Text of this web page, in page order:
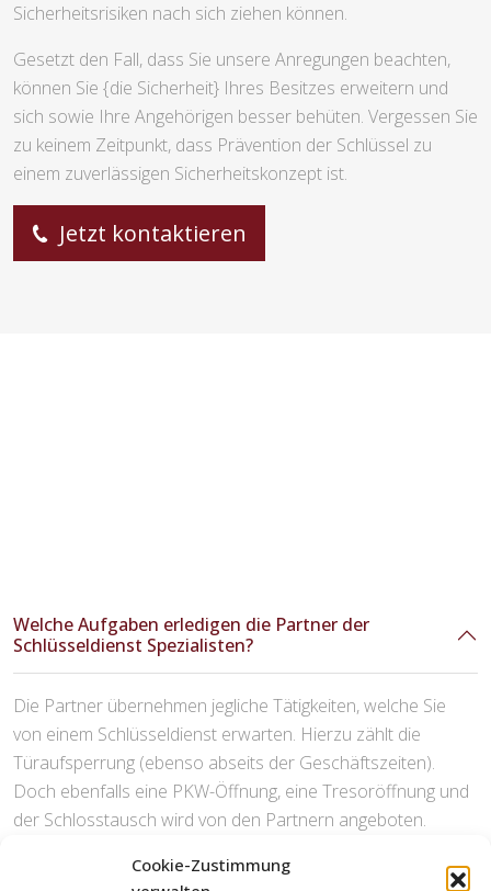
Cookie-Zustimmung
Sicherheitsrisiken nach sich ziehen können.
Gesetzt den Fall, dass Sie unsere Anregungen beachten,
können Sie {die Sicherheit} Ihres Besitzes erweitern und
sich sowie Ihre Angehörigen besser behüten. Vergessen Sie
zu keinem Zeitpunkt, dass Prävention der Schlüssel zu
einem zuverlässigen Sicherheitskonzept ist.
Jetzt kontaktieren
Welche Aufgaben erledigen die Partner der
Schlüsseldienst Spezialisten?
Die Partner übernehmen jegliche Tätigkeiten, welche Sie
von einem Schlüsseldienst erwarten. Hierzu zählt die
Türaufsperrung (ebenso abseits der Geschäftszeiten).
Doch ebenfalls eine PKW-Öffnung, eine Tresoröffnung und
der Schlosstausch wird von den Partnern angeboten.
Welche Ausgaben entstehen durch die